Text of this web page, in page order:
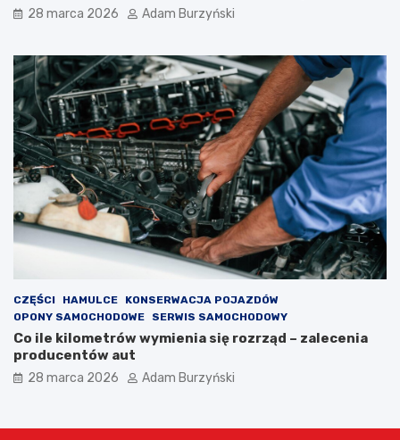
28 marca 2026 Adam Burzyński
CZĘŚCI HAMULCE
KONSERWACJA POJAZDÓW
OPONY SAMOCHODOWE
SERWIS SAMOCHODOWY
Co ile kilometrów wymienia się rozrząd – zalecenia
producentów aut
28 marca 2026 Adam Burzyński